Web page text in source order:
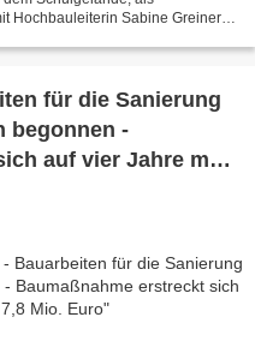
Hochbauleiterin Sabine Greiner
für die Sanierung
begonnen -
auf vier Jahre mit